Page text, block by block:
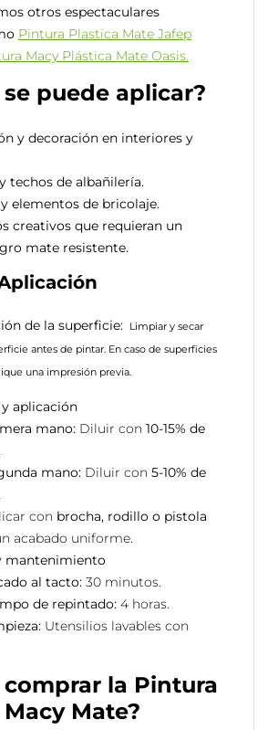
otros espectaculares
Pintura Plastica Mate Jafep
Macy Plástica Mate Oasis.
puede aplicar?
y decoración en interiores y
techos de albañilería.
elementos de bricolaje.
creativos que requieran un
mate resistente.
de la superficie: Limpiar y secar
antes de pintar. En caso de superficies
una impresión previa.
aplicación
mano: Diluir con 10-15% de
mano: Diluir con 5-10% de
con brocha, rodillo o pistola
acabado uniforme.
mantenimiento
al tacto: 30 minutos.
de repintado: 4 horas.
Utensilios lavables con
la Pintura
Mate?